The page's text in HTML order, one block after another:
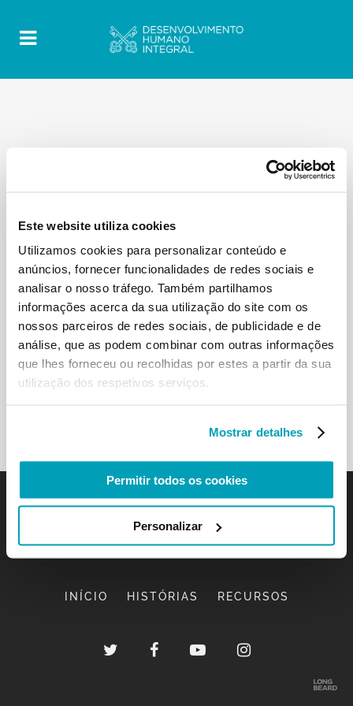
Este website utiliza cookies
Utilizamos cookies para personalizar conteúdo e
anúncios, fornecer funcionalidades de redes sociais e
analisar o nosso tráfego. Também partilhamos
informações acerca da sua utilização do site com os
nossos parceiros de redes sociais, de publicidade e de
análise, que as podem combinar com outras informações
que lhes forneceu ou recolhidas por estes a partir da sua
utilização dos respetivos serviços.
Mostrar detalhes
Permitir todos os cookies
Personalizar
INÍCIO HISTÓRIAS RECURSOS